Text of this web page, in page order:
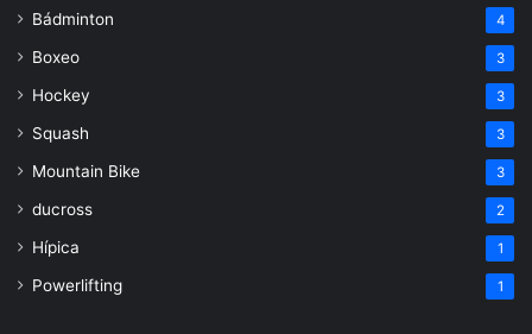
Bádminton 4
Boxeo 3
Hockey 3
Squash 3
Mountain Bike 3
ducross 2
Hípica 1
Powerlifting 1